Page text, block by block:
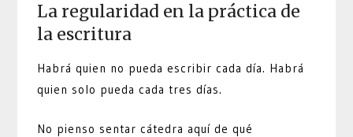
La regularidad en la práctica de
la escritura
Habrá quien no pueda escribir cada día. Habrá
quien solo pueda cada tres días.
No pienso sentar cátedra aquí de qué